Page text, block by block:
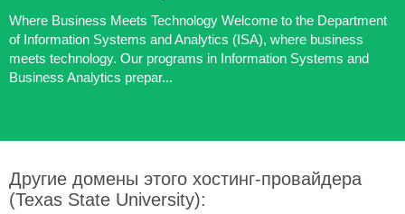
Where Business Meets Technology Welcome to the Department
of Information Systems and Analytics (ISA), where business
meets technology. Our programs in Information Systems and
Business Analytics prepar...
Другие домены этого хостинг-провайдера
(Texas State University):